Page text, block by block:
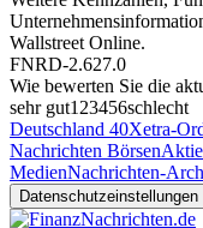
Wallstreet Online.
FNRD-2.627.0
Wie bewerten Sie die
sehr gut1 23456schlecht
Deutschland 40Xetra-
Nachrichten Börsen
MedienNachrichten-
Datenschutzeinstellungen